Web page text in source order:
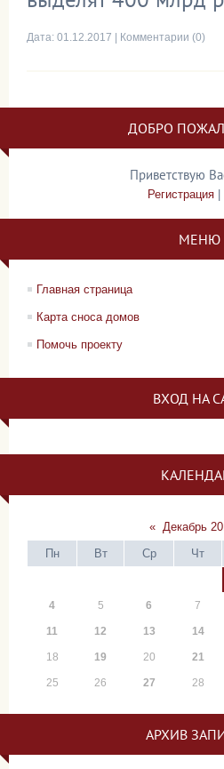
Дата: 01.12.2017 Комментарии (0)
ДОБРО
Приветствую
Регистрация|
МЕНЮ
Главная страница
Карта сноса домов
Помочь проекту
ВХОД НА
« Декабрь
Пн
Вт Ср Чт
4 5 6 7
11 12 13 14
18 19 20 21
25 26 27 28
АРХИВ